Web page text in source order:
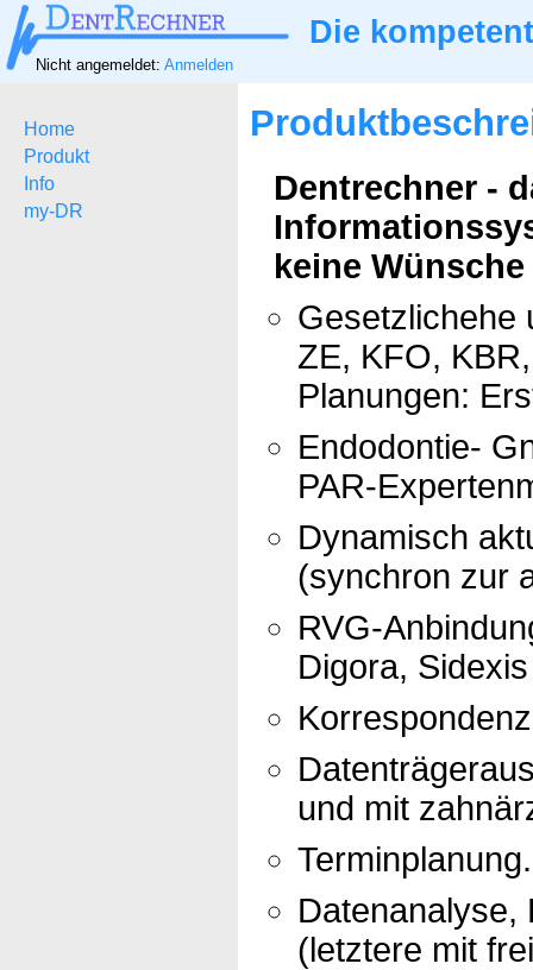
Die
Nicht angemeldet: Anmelden
Home
Produkt
Info
my-DR
Dentrechner -
keine
Gesetzlichehe
ZE, KFO,
Planungen:
Endodontie-
PAR-
Dynamisch
(synchron zur
RVG-
Digora,
und mit
Terminplanung.
Datenanalyse,
(letztere mit